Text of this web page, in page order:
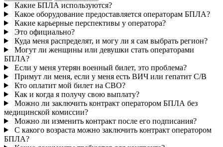
Какие БПЛА используются?
Какое оборудование предоставляется операторам БПЛА?
Какие карьерные перспективы у оператора?
Это официально?
Куда меня распределят, и могу ли я сам выбрать регион?
Могут ли женщины или девушки стать операторами
БПЛА?
Если у меня утерян военный билет, это проблема?
Примут ли меня, если у меня есть ВИЧ или гепатит С/B
Кто оплатит мой билет на СВО?
Как и когда я получу свою выплату?
Можно ли заключить контракт оператором БПЛА без
медицинской комиссии?
Можно ли изменить контракт после его подписания?
С какого возраста можно заключить контракт оператором
БПЛА?